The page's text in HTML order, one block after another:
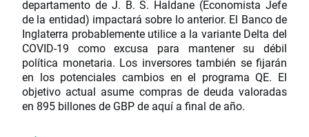
departamento de J. B. S. Haldane (Economista Jefe
de la entidad) impactará sobre lo anterior. El Banco de
Inglaterra probablemente utilice a la variante Delta del
COVID-19 como excusa para mantener su débil
política monetaria. Los inversores también se fijarán
en los potenciales cambios en el programa QE. El
objetivo actual asume compras de deuda valoradas
en 895 billones de GBP de aquí a final de año.